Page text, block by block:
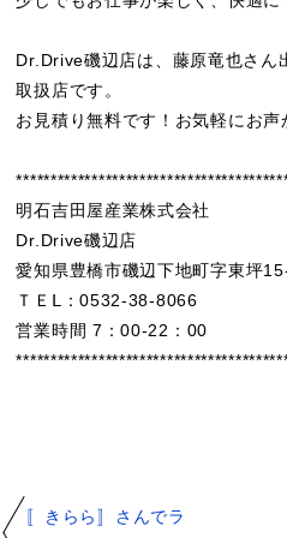
Dr.Drive磯辺店は、藤原竜也さん
取扱店です。
お見積り無料です！お気軽にお声
明石吉田屋産業株式会社
Dr.Drive磯辺店
愛知県豊橋市磯辺下地町字東坪
ＴＥⅬ：0532-38-8066
営業時間 7：00-22：00
〚きらら〛さんでラ